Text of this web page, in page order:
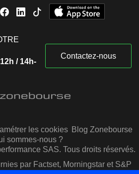
/ 14h-
Contactez-nous
les cookies Blog Zonebourse
sommes-nous ?
SAS. Tous droits réservés.
par Factset, Morningstar et S&P